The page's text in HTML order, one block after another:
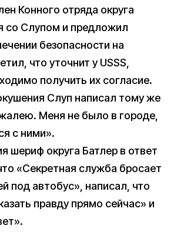
Конного отряда округа
со Слупом и предложил
безопасности на
что уточнит у USSS,
получить их согласие.
Слуп написал тому же
Меня не было в городе,
с ними».
шериф округа Батлер в ответ
«Секретная служба бросает
под автобус», написал, что
правду прямо сейчас» и